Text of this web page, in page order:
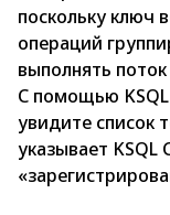
поскольку ключ
операций
выполнять
С помощью
увидите список
указывает KSQL